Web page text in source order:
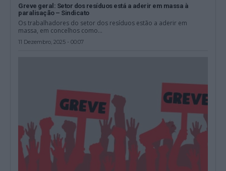
Greve geral: Setor dos resíduos está a aderir em massa à
paralisação – Sindicato
Os trabalhadores do setor dos resíduos estão a aderir em
massa, em concelhos como...
11 Dezembro, 2025 - 00:07